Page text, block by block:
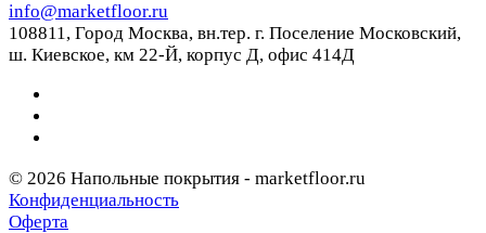
info@marketfloor.ru
108811, Город Москва, вн.тер. г. Поселение Московский,
ш. Киевское, км 22-Й, корпус Д, офис 414Д
© 2026 Напольные покрытия - marketfloor.ru
Конфиденциальность
Оферта